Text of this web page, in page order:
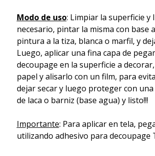
Modo de uso: Limpiar la superficie y
necesario, pintar la misma con base
pintura a la tiza, blanca o marfil, y
Luego, aplicar una fina capa de
decoupage en la superficie a
papel y alisarlo con un film, para
dejar secar y luego proteger con
de laca o barniz (base agua) y listo!!!
Importante: Para aplicar en tela,
utilizando adhesivo para decoupage